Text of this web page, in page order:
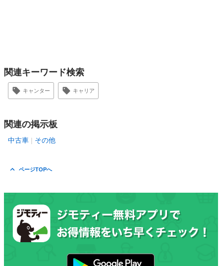
関連キーワード検索
キャンター キャリア
関連の掲示板
中古車 その他
ページTOPへ